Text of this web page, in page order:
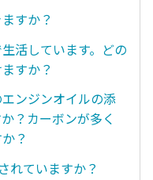
すか？
活しています。どの
すか？
ンジンオイルの添
？カーボンが多く
？
れていますか？